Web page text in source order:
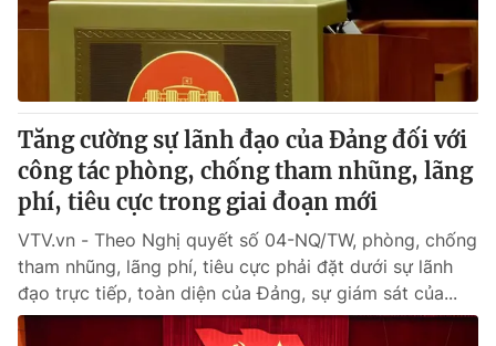
Tăng cường sự lãnh đạo của Đảng đối với
công tác phòng, chống tham nhũng, lãng
phí, tiêu cực trong giai đoạn mới
VTV.vn - Theo Nghị quyết số 04-NQ/TW, phòng, chống
tham nhũng, lãng phí, tiêu cực phải đặt dưới sự lãnh
đạo trực tiếp, toàn diện của Đảng, sự giám sát của...